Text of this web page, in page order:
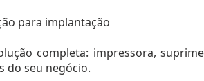
para implantação
completa: impressora,
do seu negócio.